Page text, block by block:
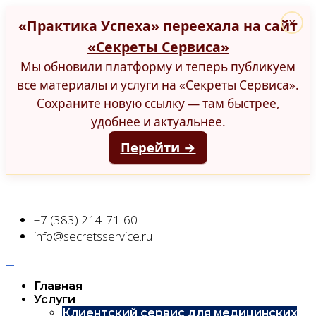
«Практика Успеха» переехала на сайт
«Секреты Сервиса»
Мы обновили платформу и теперь публикуем
все материалы и услуги на «Секреты Сервиса».
Сохраните новую ссылку — там быстрее,
удобнее и актуальнее.
Перейти →
×
+7 (383) 214-71-60
info@secretsservice.ru
Главная
Услуги
Клиентский сервис для медицинских